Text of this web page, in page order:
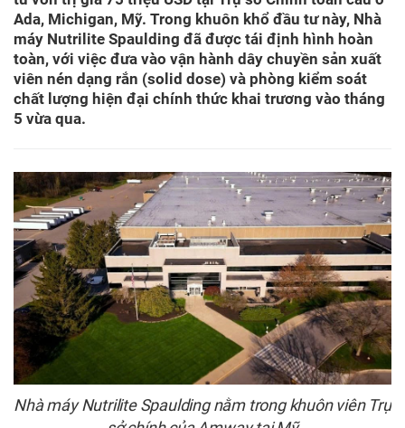
Ada, Michigan, Mỹ. Trong khuôn khổ đầu tư này, Nhà
máy Nutrilite Spaulding đã được tái định hình hoàn
toàn, với việc đưa vào vận hành dây chuyền sản xuất
viên nén dạng rắn (solid dose) và phòng kiểm soát
chất lượng hiện đại chính thức khai trương vào tháng
5 vừa qua.
Nhà máy Nutrilite Spaulding nằm trong khuôn viên Trụ